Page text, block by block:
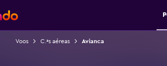
Voos C.ªs aéreas Avianca